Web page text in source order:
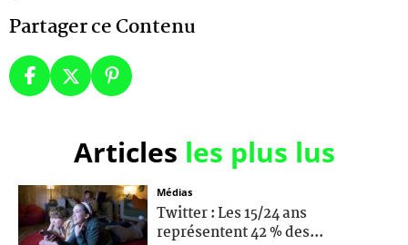
Partager ce Contenu
Articles les plus lus
Médias
Twitter : Les 15/24 ans
représentent 42 % des...